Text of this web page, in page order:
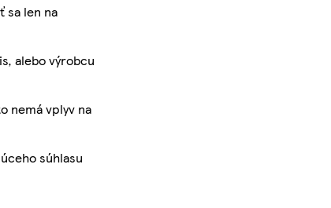
sa len na
alebo výrobcu
nemá vplyv na
súhlasu